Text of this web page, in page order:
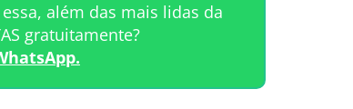
além das mais lidas da
gratuitamente?